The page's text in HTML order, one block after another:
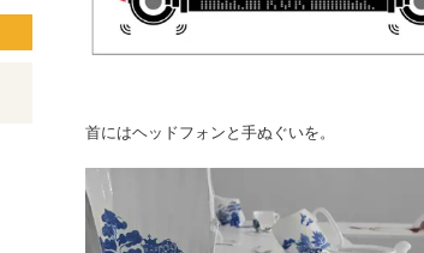
首にはヘッドフォンと手ぬぐいを。